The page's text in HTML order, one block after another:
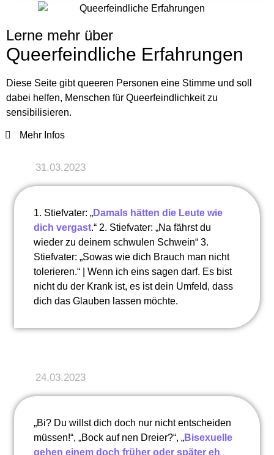
Lerne mehr über
Queerfeindliche Erfahrungen
Diese Seite gibt queeren Personen eine Stimme und soll
dabei helfen, Menschen für Queerfeindlichkeit zu
sensibilisieren.
Mehr Infos
31.03.2023
1. Stiefvater: „Damals hätten die Leute wie
dich vergast.“ 2. Stiefvater: „Na fährst du
wieder zu deinem schwulen Schwein“ 3.
Stiefvater: „Sowas wie dich Brauch man nicht
tolerieren.“ | Wenn ich eins sagen darf. Es bist
nicht du der Krank ist, es ist dein Umfeld, dass
dich das Glauben lassen möchte.
24.03.2023
„Bi? Du willst dich doch nur nicht entscheiden
müssen!“, „Bock auf nen Dreier?“, „Bisexuelle
gehen einem doch früher oder später eh